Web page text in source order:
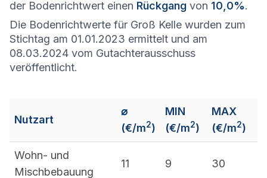
der Bodenrichtwert einen Rückgang von 10,0%.
Die Bodenrichtwerte für Groß Kelle wurden zum
Stichtag am 01.01.2023 ermittelt und am
08.03.2024 vom Gutachterausschuss
veröffentlicht.
Nutzart
⌀
(€/m2)
MIN
(€/m2)
MAX
(€/m2)
Wohn- und
Mischbebauung
11 9 30